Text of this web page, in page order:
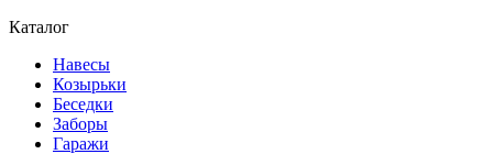
Каталог
Навесы
Козырьки
Беседки
Заборы
Гаражи